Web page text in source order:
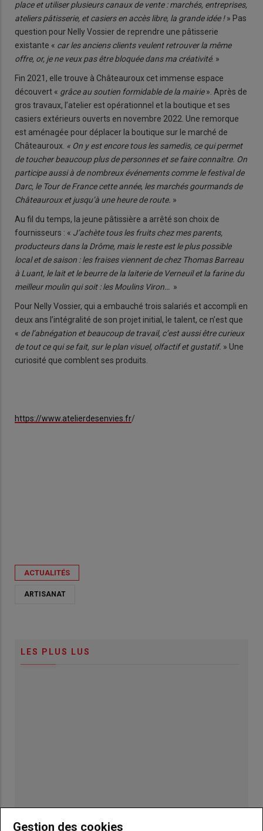
place et utiliser plusieurs canaux de vente : marchés, entreprises,
ateliers pâtisserie, et casiers en accès libre, la grande idée !» Pas
question pour Nelly Vossier de reprendre une pâtisserie
existante « car les anciens clients veulent retrouver la même
offre, or, je ne veux pas être bloquée dans ma créativité. »
Fin 2021, elle trouve à Châteauroux cet immense espace
découvert « grâce au soutien formidable de la mairie». Après de
gros travaux, l’atelier est opérationnel et la boutique et ses
casiers extérieurs ouverts en novembre 2022. Une remorque
est aménagée pour déplacer la boutique sur le marché de
Châteauroux. « On y est encore tous les samedis, ce qui permet
de toucher beaucoup plus de personnes et se faire connaître. On
participe aussi à de nombreux événements comme le festival de
Darc, le Tour de France cette année, les marchés gourmands de
Châteauroux et jusqu’à une heure de route. »
Au fil du temps, la jeune pâtissière a arrêté son choix de
fournisseurs : « J’achète tous les fruits chez mes parents,
producteurs dans la Drôme, mais le reste est le plus possible
local et de saison : les fraises viennent de chez Thomas Barreau
à Luant, le lait et le beurre de la laiterie de Verneuil et la farine du
meilleur moulin qui soit : les Moulins Viron…
»
Pour Nelly Vossier, qui a embauché trois salariés et accompli en
deux ans l’intégralité de son projet initial, le talent, ce n’est que
« de l’abnégation et beaucoup de travail, c’est aussi être curieux
de tout ce qui se fait, sur le plan visuel, olfactif et gustatif. » Une
curiosité que comblent ses produits.
https://www.atelierdesenvies.fr/
ACTUALITÉS
ARTISANAT
LES PLUS LUS
Gestion des cookies